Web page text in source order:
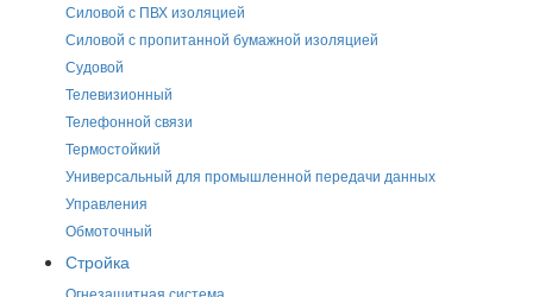
Силовой с ПВХ изоляцией
Силовой с пропитанной бумажной изоляцией
Судовой
Телевизионный
Телефонной связи
Термостойкий
Универсальный для промышленной передачи данных
Управления
Обмоточный
Стройка